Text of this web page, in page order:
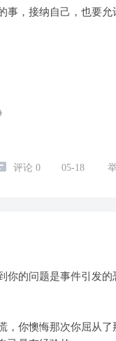
事，接纳自己，也要
评论 0 05-18
你的问题是事件引发
，你懊悔那次你屈从